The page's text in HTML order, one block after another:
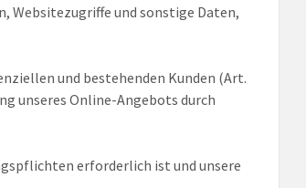
Websitezugriffe und sonstige Daten,
und bestehenden Kunden (Art.
unseres Online-Angebots durch
erforderlich ist und unsere